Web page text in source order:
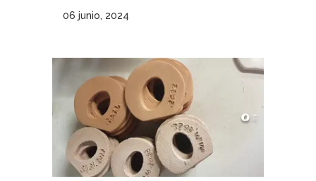
06 junio, 2024